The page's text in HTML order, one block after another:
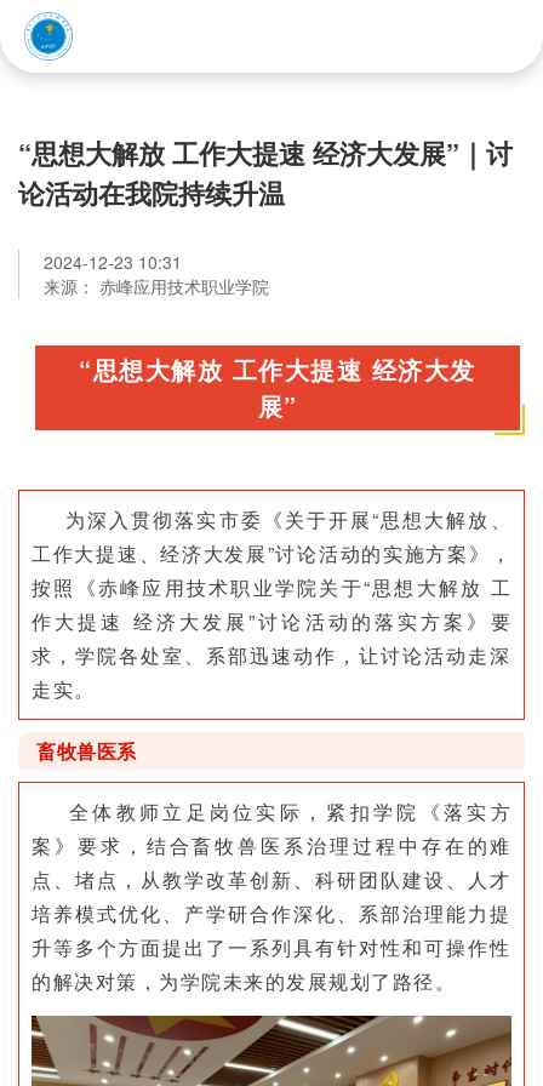
“思想大解放 工作大提速 经济大发展”｜讨
论活动在我院持续升温
2024-12-23 10:31
来源： 赤峰应用技术职业学院
“思想大解放 工作大提速 经济大发
展”
为深入贯彻落实市委《关于开展“思想大解放、
工作大提速、经济大发展”讨论活动的实施方案》，
按照《赤峰应用技术职业学院关于“思想大解放 工
作大提速 经济大发展”讨论活动的落实方案》要
求，学院各处室、系部迅速动作，让讨论活动走深
走实。
畜牧兽医系
全体教师立足岗位实际，紧扣学院《落实方
案》要求，结合畜牧兽医系治理过程中存在的难
点、堵点，从教学改革创新、科研团队建设、人才
培养模式优化、产学研合作深化、系部治理能力提
升等多个方面提出了一系列具有针对性和可操作性
的解决对策，为学院未来的发展规划了路径。